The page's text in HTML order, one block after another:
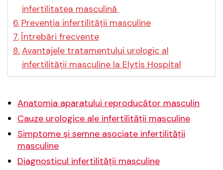
infertilitatea masculină
Prevenția infertilității masculine
Întrebări frecvente
Avantajele tratamentului urologic al
infertilității masculine la Elytis Hospital
Anatomia aparatului reproducător masculin
Cauze urologice ale infertilității masculine
Simptome și semne asociate infertilității
masculine
Diagnosticul infertilității masculine